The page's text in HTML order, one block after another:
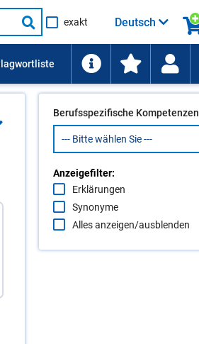
Suche
starten
exakt Deutsch
Berufsspezifische Kompetenzen
Anzeigefilter:
Erklärungen
Synonyme
Alles anzeigen/ausblenden